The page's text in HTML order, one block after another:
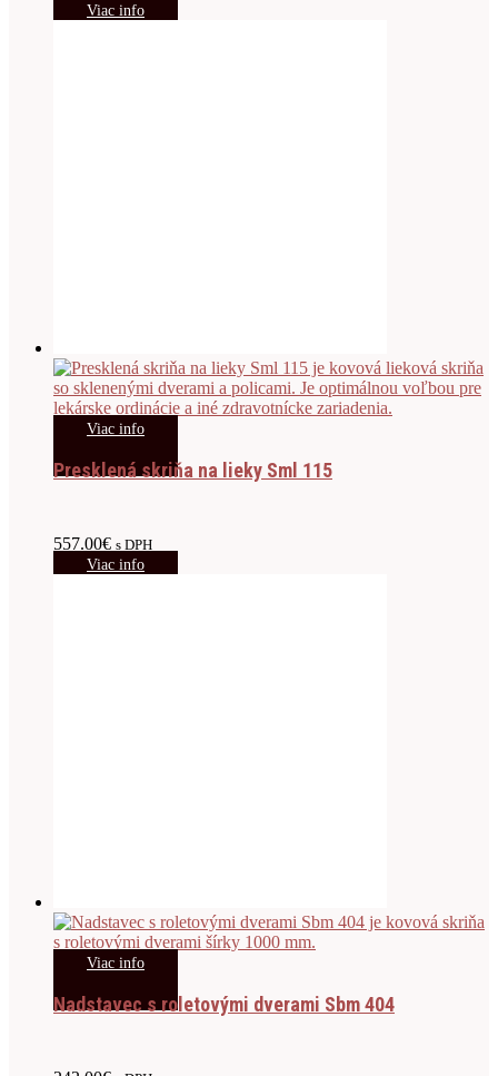
Viac info
Viac info
Presklená skriňa na lieky Sml 115
557.00€ s DPH
Viac info
Viac info
Nadstavec s roletovými dverami Sbm 404